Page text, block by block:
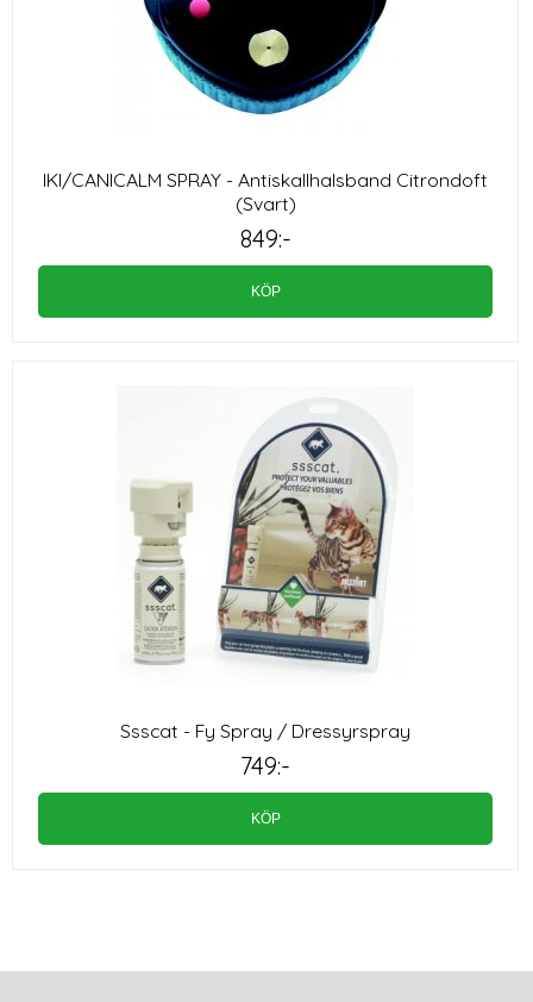
IKI/CANICALM SPRAY - Antiskallhalsband Citrondoft
(Svart)
849:-
KÖP
Ssscat - Fy Spray / Dressyrspray
749:-
KÖP